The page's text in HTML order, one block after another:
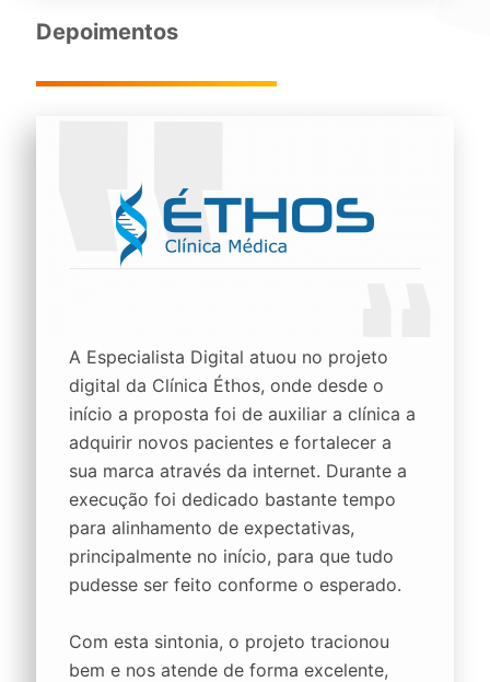
Depoimentos
A Especialista Digital atuou no projeto
digital da Clínica Éthos, onde desde o
início a proposta foi de auxiliar a clínica a
adquirir novos pacientes e fortalecer a
sua marca através da internet. Durante a
execução foi dedicado bastante tempo
para alinhamento de expectativas,
principalmente no início, para que tudo
pudesse ser feito conforme o esperado.
Com esta sintonia, o projeto tracionou
bem e nos atende de forma excelente,